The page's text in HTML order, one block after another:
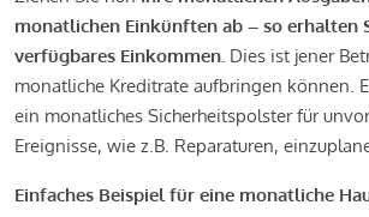
monatlichen Einkünften ab – so erhalten
verfügbares Einkommen. Dies ist jener
monatliche Kreditrate aufbringen können.
ein monatliches Sicherheitspolster für
Ereignisse, wie z.B. Reparaturen,
Einfaches Beispiel für eine monatliche